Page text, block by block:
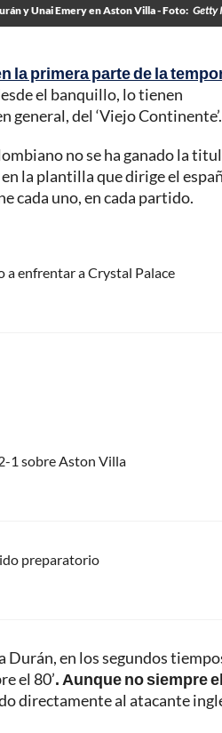
y Unai Emery en Aston Villa - Foto: Getty
la primera parte de la
el banquillo, lo tienen
general, del ‘Viejo Continente’.
no se ha ganado la
la plantilla que dirige el
cada uno, en cada partido.
a enfrentar a Crystal Palace
1 sobre Aston Villa
preparatorio
Durán, en los segundos
el 80’. Aunque no siempre el
directamente al atacante